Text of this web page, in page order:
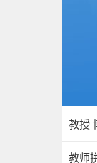
教授
教师